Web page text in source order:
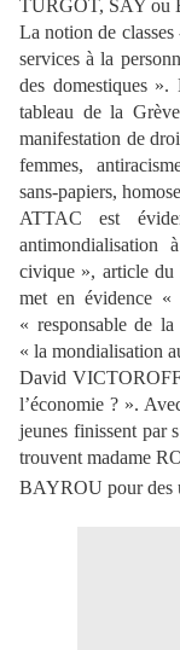
TURGOT, SAY ou
La notion de classes
services à la
des domestiques
tableau de la
manifestation de
femmes,
sans-papiers,
ATTAC est
antimondialisation
civique », article du
met en évidence
« responsable de
« la mondialisation
David VICTOROFF
l’économie ? ».
jeunes finissent par
trouvent madame
BAYROU pour des